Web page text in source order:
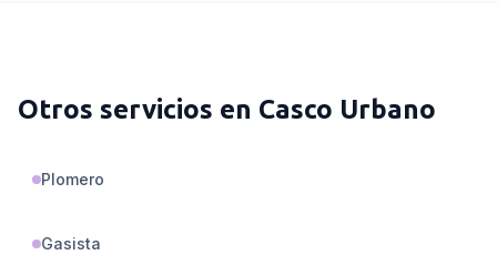
Otros servicios en Casco Urbano
Plomero
Gasista